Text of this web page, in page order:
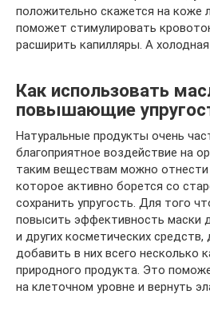
положительно скажется на коже
поможет стимулировать
расширить капилляры. А
Как использовать
повышающие
Натуральные продукты очень
благоприятное воздействие на
таким веществам можно отнести
которое активно борется со
сохранить упругость. Для того
повысить эффективность маски
и других косметических
добавить в них всего несколько
природного продукта. Это
на клеточном уровне и вернуть